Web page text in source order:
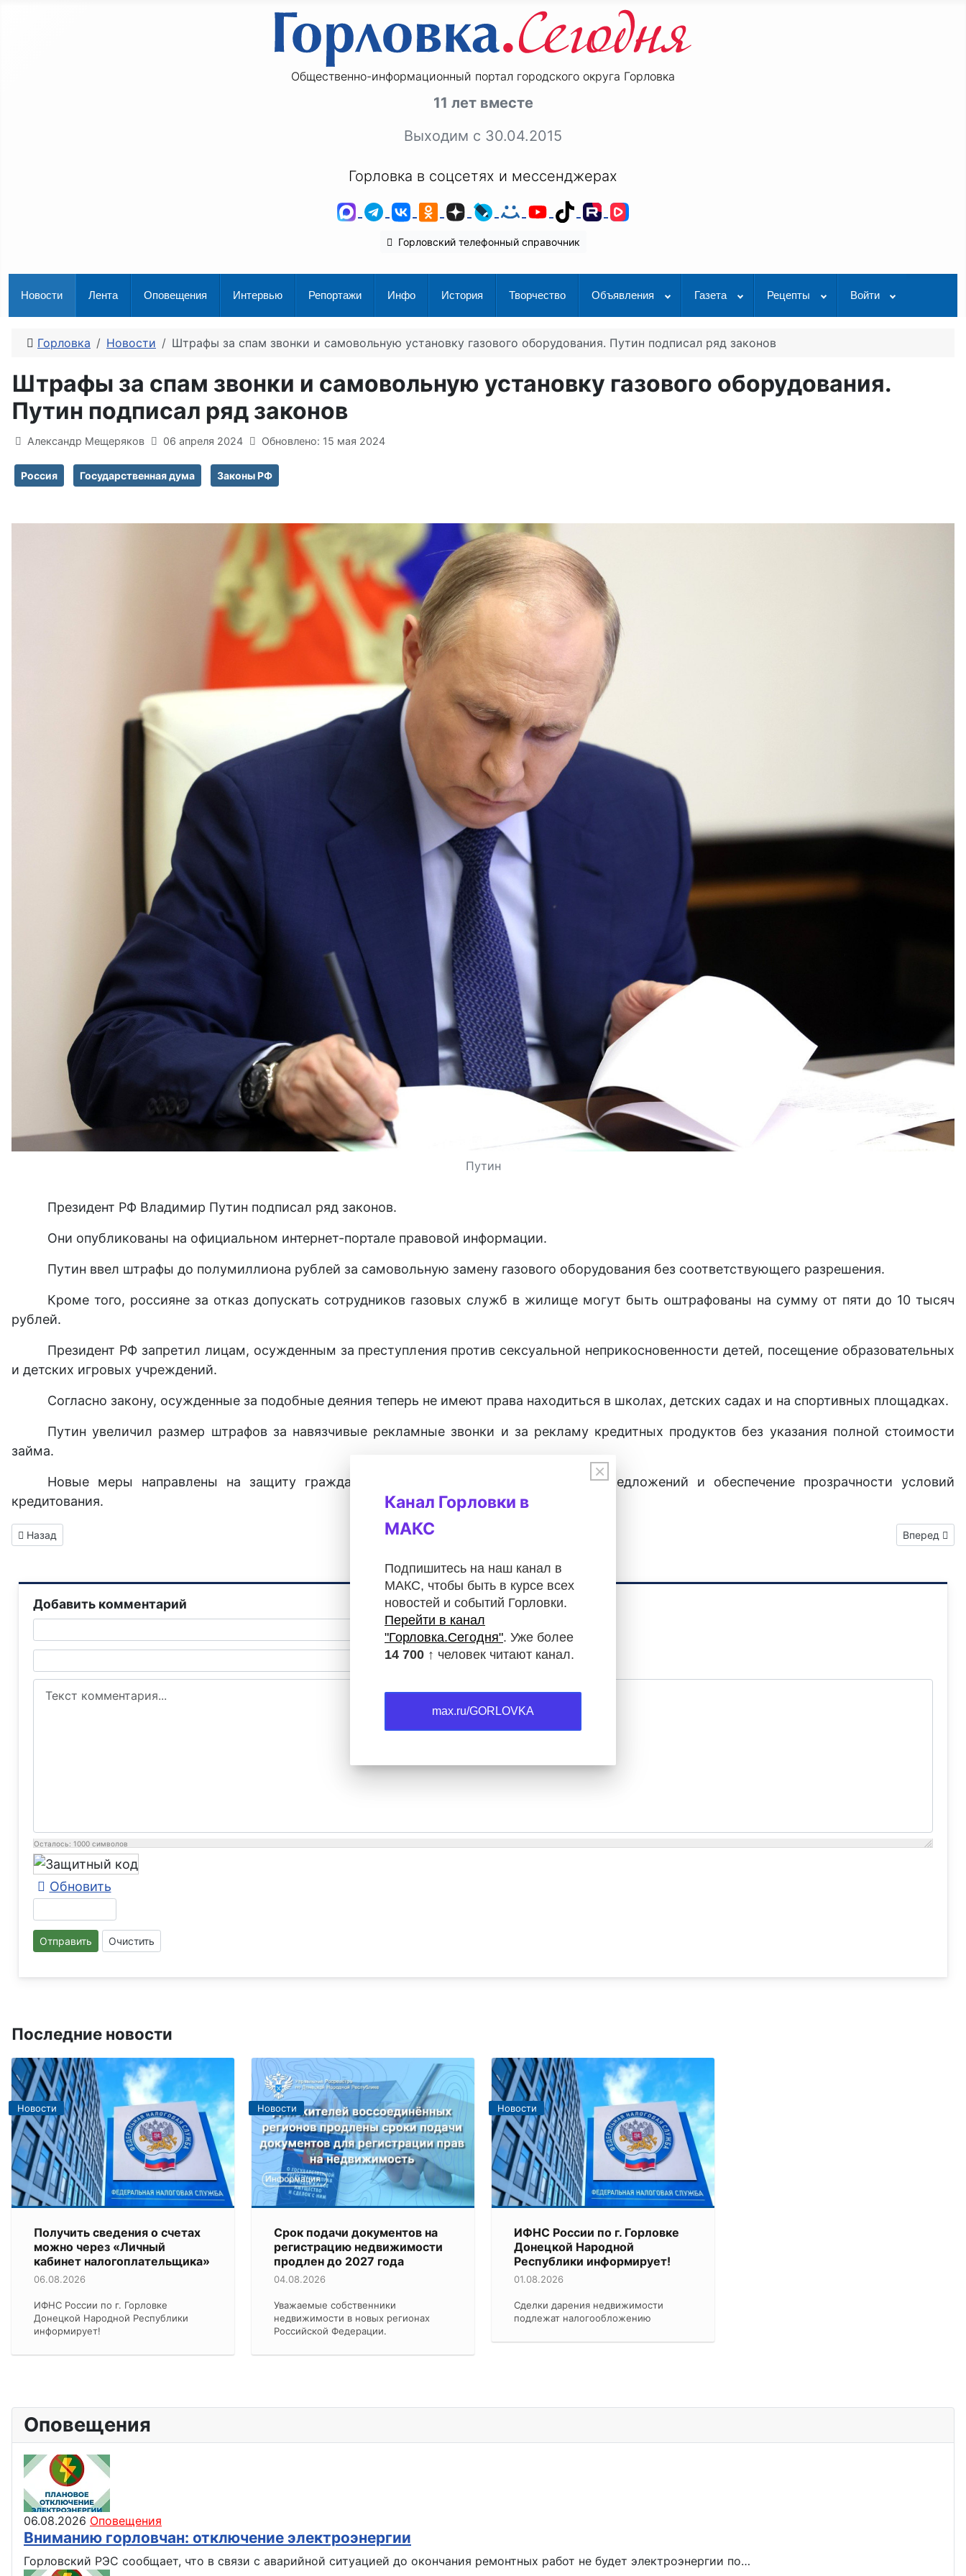
Общественно-информационный портал городского округа Горловка
11 лет вместе
Выходим с 30.04.2015
Горловка в соцсетях и мессенджерах
MAXTelegram
ВКонтакте
Одноклассники
ДзенLiveJournal
Мой Мир
YouTube
TikTokRutube
Горловский телефонный справочник
Новости Лента Оповещения Интервью Репортажи Инфо История Творчество Объявления Газета Рецепты Войти
Горловка Новости Штрафы за спам звонки и самовольную установку газового оборудования. Путин подписал ряд законов
Штрафы за спам звонки и самовольную установку газового оборудования.
Путин подписал ряд законов
Информация о материале
Александр Мещеряков 06 апреля 2024 Обновлено: 15 мая 2024
Россия Государственная дума Законы РФ
Путин
Президент РФ Владимир Путин подписал ряд законов.
Они опубликованы на официальном интернет-портале правовой информации.
Путин ввел штрафы до полумиллиона рублей за самовольную замену газового оборудования без соответствующего разрешения.
Кроме того, россияне за отказ допускать сотрудников газовых служб в жилище могут быть оштрафованы на сумму от пяти до 10 тысяч
рублей.
Президент РФ запретил лицам, осужденным за преступления против сексуальной неприкосновенности детей, посещение образовательных
и детских игровых учреждений.
Согласно закону, осужденные за подобные деяния теперь не имеют права находиться в школах, детских садах и на спортивных площадках.
Путин увеличил размер штрафов за навязчивые рекламные звонки и за рекламу кредитных продуктов без указания полной стоимости
займа.
Новые меры направлены на защиту граждан от нежелательных коммерческих предложений и обеспечение прозрачности условий
кредитования.
Предыдущий: Последствия обстрела Горловки сегодня со стороны ВСУ. Повреждение инфрастуктуры
Назад Следующий:
Вперед
Добавить комментарий
Имя (обязательное)
E-Mail (обязательное)
Осталось: 1000 символов
Обновить
Отправить Очистить
Последние новости
Новости
Получить сведения о счетах
можно через «Личный
кабинет налогоплательщика»
06.08.2026
ИФНС России по г. Горловке
Донецкой Народной Республики
информирует!
Новости
Срок подачи документов на
регистрацию недвижимости
продлен до 2027 года
04.08.2026
Уважаемые собственники
недвижимости в новых регионах
Российской Федерации.
Новости
ИФНС России по г. Горловке
Донецкой Народной
Республики информирует!
01.08.2026
Сделки дарения недвижимости
подлежат налогообложению
Оповещения
06.08.2026 Оповещения
Вниманию горловчан: отключение электроэнергии
Горловский РЭС сообщает, что в связи с аварийной ситуацией до окончания ремонтных работ не будет электроэнергии по…
×
Канал Горловки в
МАКС
Подпишитесь на наш канал в
МАКС, чтобы быть в курсе всех
новостей и событий Горловки.
Перейти в канал
"Горловка.Сегодня". Уже более
14 700 ↑ человек читают канал.
max.ru/GORLOVKA